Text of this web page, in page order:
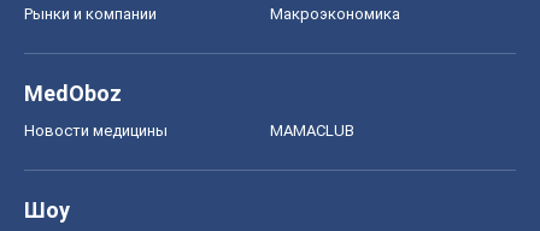
Рынки и компании Mакроэкономика
MedOboz
Новости медицины MAMACLUB
Шоу